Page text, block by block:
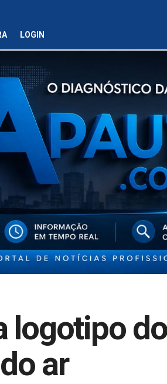
LOGIN
logotipo
ar